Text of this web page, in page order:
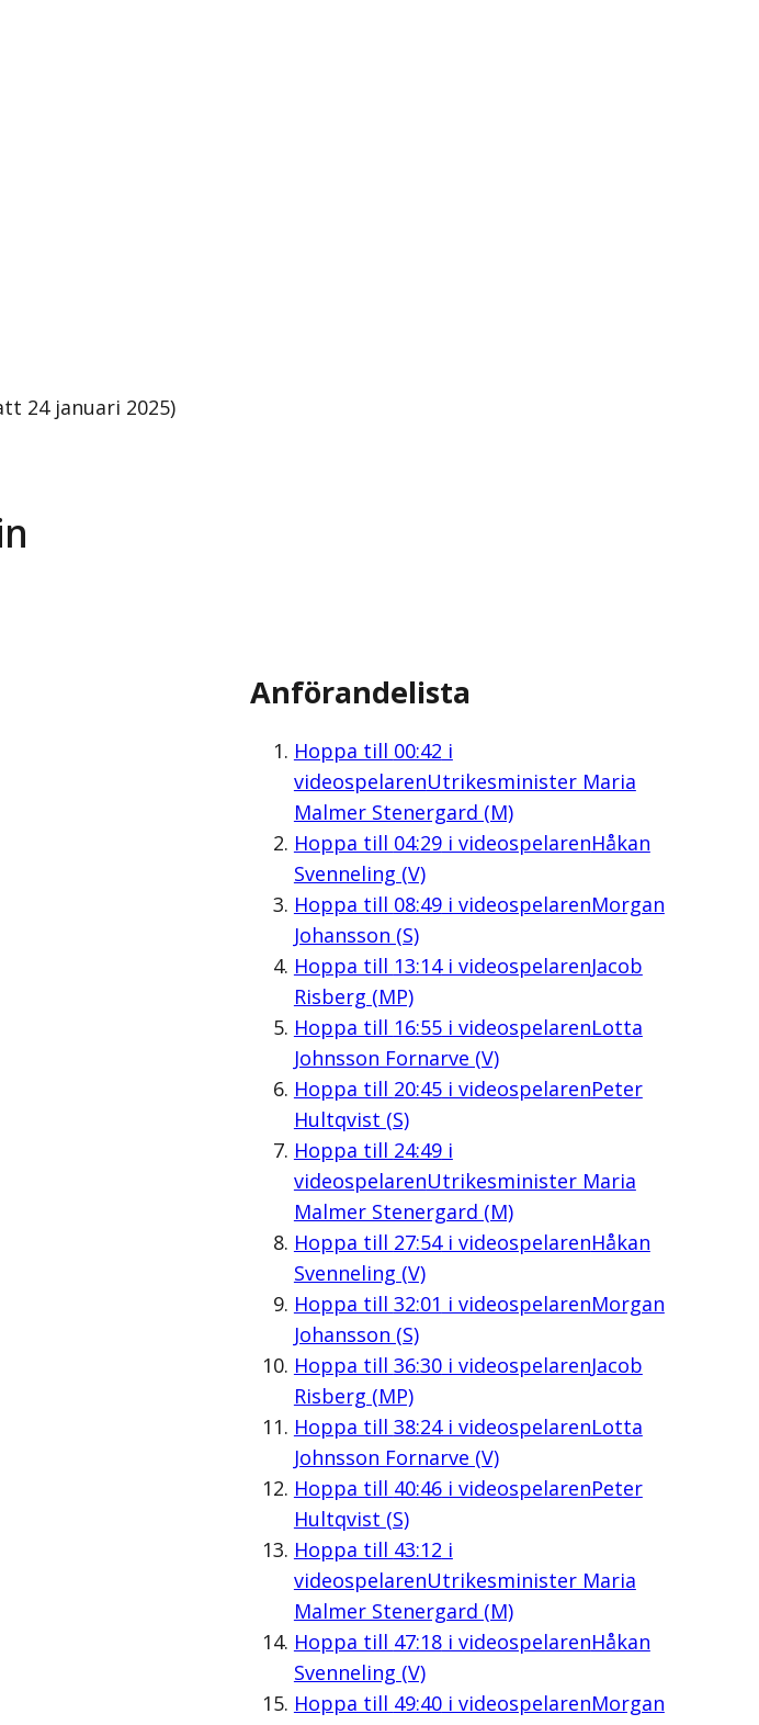
24 januari 2025)
Anförandelista
Hoppa till 00:42 i
videospelarenUtrikesminister Maria
Malmer Stenergard (M)
Hoppa till 04:29i videospelarenHåkan
Svenneling (V)
Hoppa till 08:49i videospelarenMorgan
Johansson (S)
Hoppa till 13:14i videospelarenJacob
Risberg (MP)
Hoppa till 16:55i videospelarenLotta
Johnsson Fornarve (V)
Hoppa till 20:45i videospelarenPeter
Hultqvist (S)
Hoppa till 24:49i
videospelarenUtrikesminister Maria
Malmer Stenergard (M)
Hoppa till 27:54i videospelarenHåkan
Svenneling (V)
Hoppa till 32:01 i videospelarenMorgan
Johansson (S)
Hoppa till 36:30i videospelarenJacob
Risberg (MP)
Hoppa till 38:24i videospelarenLotta
Johnsson Fornarve (V)
Hoppa till 40:46i videospelarenPeter
Hultqvist (S)
Hoppa till 43:12 i
videospelarenUtrikesminister Maria
Malmer Stenergard (M)
Hoppa till 47:18i videospelarenHåkan
Svenneling (V)
Hoppa till 49:40i videospelarenMorgan